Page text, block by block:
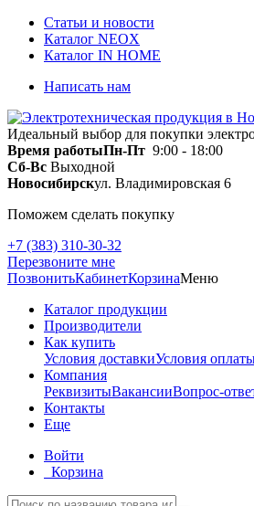
Статьи и новости
Каталог NEOX
Каталог IN HOME
Написать нам
Идеальный выбор для покупки
Время работыПн-Пт 9:00 - 18:00
Сб-Вс Выходной
Новосибирскул. Владимировская 6
Поможем сделать покупку
+7 (383) 310-30-32
Перезвоните мне
ПозвонитьКабинетКорзинаМеню
Каталог продукции
Производители
Как купить
Условия доставкиУсловия
Компания
РеквизитыВакансииВопрос-
Контакты
Еще
Войти
Корзина